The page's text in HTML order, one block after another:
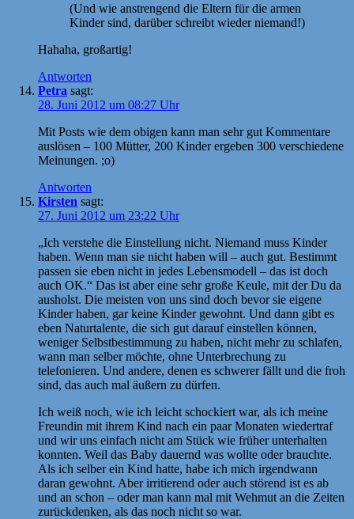
(Und wie anstrengend die Eltern für die armen
Kinder sind, darüber schreibt wieder niemand!)
Hahaha, großartig!
Antworten
Petra sagt:
28. Juni 2012 um 08:27 Uhr
Mit Posts wie dem obigen kann man sehr gut Kommentare
auslösen – 100 Mütter, 200 Kinder ergeben 300 verschiedene
Meinungen. ;o)
Antworten
Kirsten sagt:
27. Juni 2012 um 23:22 Uhr
„Ich verstehe die Einstellung nicht. Niemand muss Kinder
haben. Wenn man sie nicht haben will – auch gut. Bestimmt
passen sie eben nicht in jedes Lebensmodell – das ist doch
auch OK.“ Das ist aber eine sehr große Keule, mit der Du da
ausholst. Die meisten von uns sind doch bevor sie eigene
Kinder haben, gar keine Kinder gewohnt. Und dann gibt es
eben Naturtalente, die sich gut darauf einstellen können,
weniger Selbstbestimmung zu haben, nicht mehr zu schlafen,
wann man selber möchte, ohne Unterbrechung zu
telefonieren. Und andere, denen es schwerer fällt und die froh
sind, das auch mal äußern zu dürfen.
Ich weiß noch, wie ich leicht schockiert war, als ich meine
Freundin mit ihrem Kind nach ein paar Monaten wiedertraf
und wir uns einfach nicht am Stück wie früher unterhalten
konnten. Weil das Baby dauernd was wollte oder brauchte.
Als ich selber ein Kind hatte, habe ich mich irgendwann
daran gewohnt. Aber irritierend oder auch störend ist es ab
und an schon – oder man kann mal mit Wehmut an die Zeiten
zurückdenken, als das noch nicht so war.